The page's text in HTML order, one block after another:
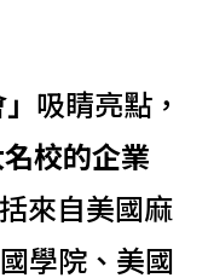
吸睛亮點，
校的企業
來自美國麻
學院、美國